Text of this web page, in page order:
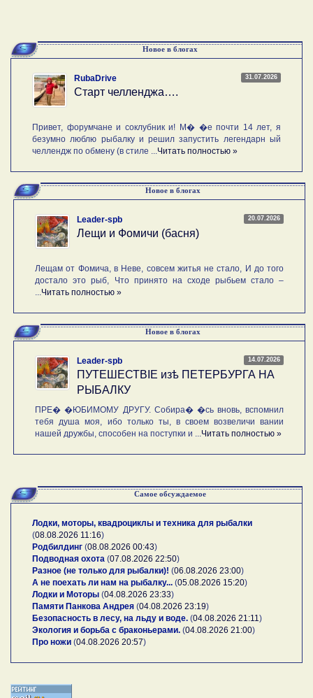
Новое в блогах
31.07.2026
RubaDrive
Старт челленджа….
Привет, форумчане и соклубник и! М� �е почти 14 лет, я
безумно люблю рыбалку и решил запустить легендарн ый
челлендж по обмену (в стиле ...Читать полностью »
Новое в блогах
20.07.2026
Leader-spb
Лещи и Фомичи (басня)
Лещам от Фомича, в Неве, совсем житья не стало, И до того
достало это рыб, Что принято на сходе рыбьем стало –
...Читать полностью »
Новое в блогах
14.07.2026
Leader-spb
ПУТЕШЕСТВIE изѣ ПЕТЕРБУРГА НА
РЫБАЛКУ
ПРЕ� �ЮБИМОМУ ДРУГУ. Собира� �сь вновь, вспомнил
тебя душа моя, ибо только ты, в своем возвеличи вании
нашей дружбы, способен на поступки и ...Читать полностью »
Самое обсуждаемое
Лодки, моторы, квадроциклы и техника для рыбалки
(08.08.2026 11:16)
Родбилдинг (08.08.2026 00:43)
Подводная охота (07.08.2026 22:50)
Разное (не только для рыбалки)! (06.08.2026 23:00)
А не поехать ли нам на рыбалку... (05.08.2026 15:20)
Лодки и Моторы (04.08.2026 23:33)
Памяти Панкова Андрея (04.08.2026 23:19)
Безопасность в лесу, на льду и воде. (04.08.2026 21:11)
Экология и борьба с браконьерами. (04.08.2026 21:00)
Про ножи (04.08.2026 20:57)